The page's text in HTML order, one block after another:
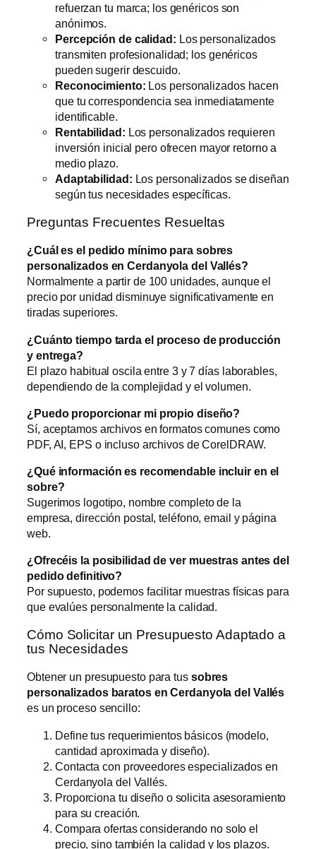
refuerzan tu marca; los genéricos son
anónimos.
Percepción de calidad: Los personalizados
transmiten profesionalidad; los genéricos
pueden sugerir descuido.
Reconocimiento: Los personalizados hacen
que tu correspondencia sea inmediatamente
identificable.
Rentabilidad: Los personalizados requieren
inversión inicial pero ofrecen mayor retorno a
medio plazo.
Adaptabilidad: Los personalizados se diseñan
según tus necesidades específicas.
Preguntas Frecuentes Resueltas
¿Cuál es el pedido mínimo para sobres
personalizados en Cerdanyola del Vallés?
Normalmente a partir de 100 unidades, aunque el
precio por unidad disminuye significativamente en
tiradas superiores.
¿Cuánto tiempo tarda el proceso de producción
y entrega?
El plazo habitual oscila entre 3 y 7 días laborables,
dependiendo de la complejidad y el volumen.
¿Puedo proporcionar mi propio diseño?
Sí, aceptamos archivos en formatos comunes como
PDF, AI, EPS o incluso archivos de CorelDRAW.
¿Qué información es recomendable incluir en el
sobre?
Sugerimos logotipo, nombre completo de la
empresa, dirección postal, teléfono, email y página
web.
¿Ofrecéis la posibilidad de ver muestras antes del
pedido definitivo?
Por supuesto, podemos facilitar muestras físicas para
que evalúes personalmente la calidad.
Cómo Solicitar un Presupuesto Adaptado a
tus Necesidades
Obtener un presupuesto para tus sobres
personalizados baratos en Cerdanyola del Vallés
es un proceso sencillo:
Define tus requerimientos básicos (modelo,
cantidad aproximada y diseño).
Contacta con proveedores especializados en
Cerdanyola del Vallés.
Proporciona tu diseño o solicita asesoramiento
para su creación.
Compara ofertas considerando no solo el
precio, sino también la calidad y los plazos.